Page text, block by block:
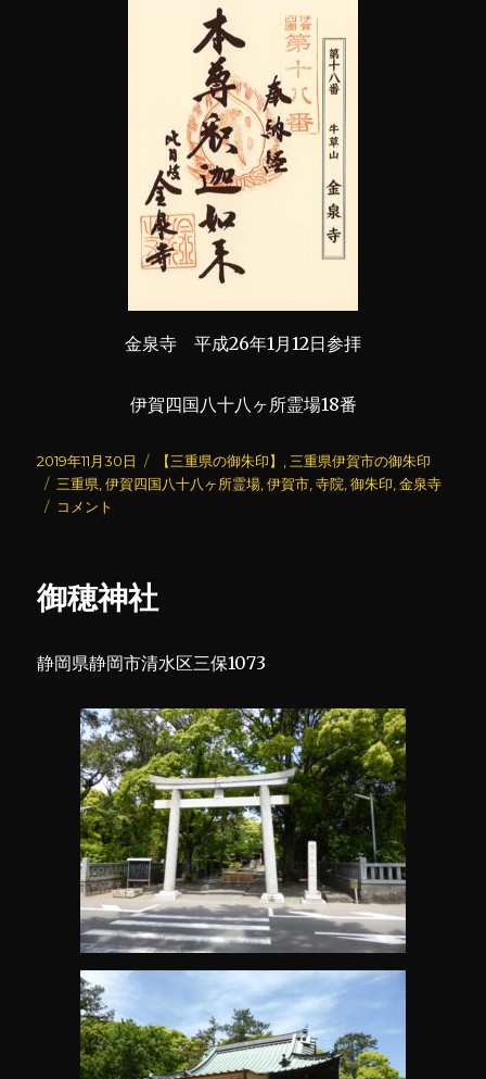
金泉寺 平成26年1月12日参拝
伊賀四国八十八ヶ所霊場18番
投
稿
日:
2019年11月30日
カ
テ
【三重県の御朱印】
三重県伊賀市の御朱印
タ
グ
三重県 ,伊賀四国八十八ヶ所霊場 ,伊賀市 ,寺院 ,御朱印 ,金泉寺
金
コメント
御穂神社
静岡県静岡市清水区三保1073